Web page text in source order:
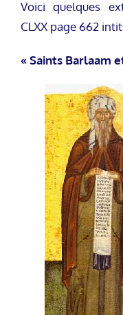
Voici quelques
CLXX page 662
« Saints Barlaam